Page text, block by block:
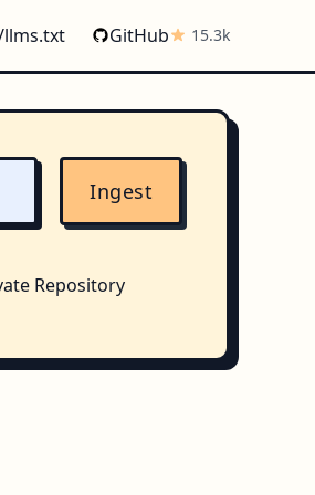
GitHub 15.3k
Ingest
Repository